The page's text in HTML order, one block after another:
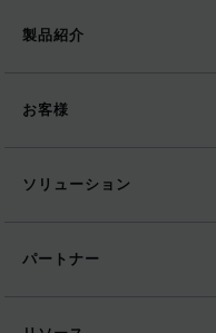
製品紹介
お客様
ソリューション
パートナー